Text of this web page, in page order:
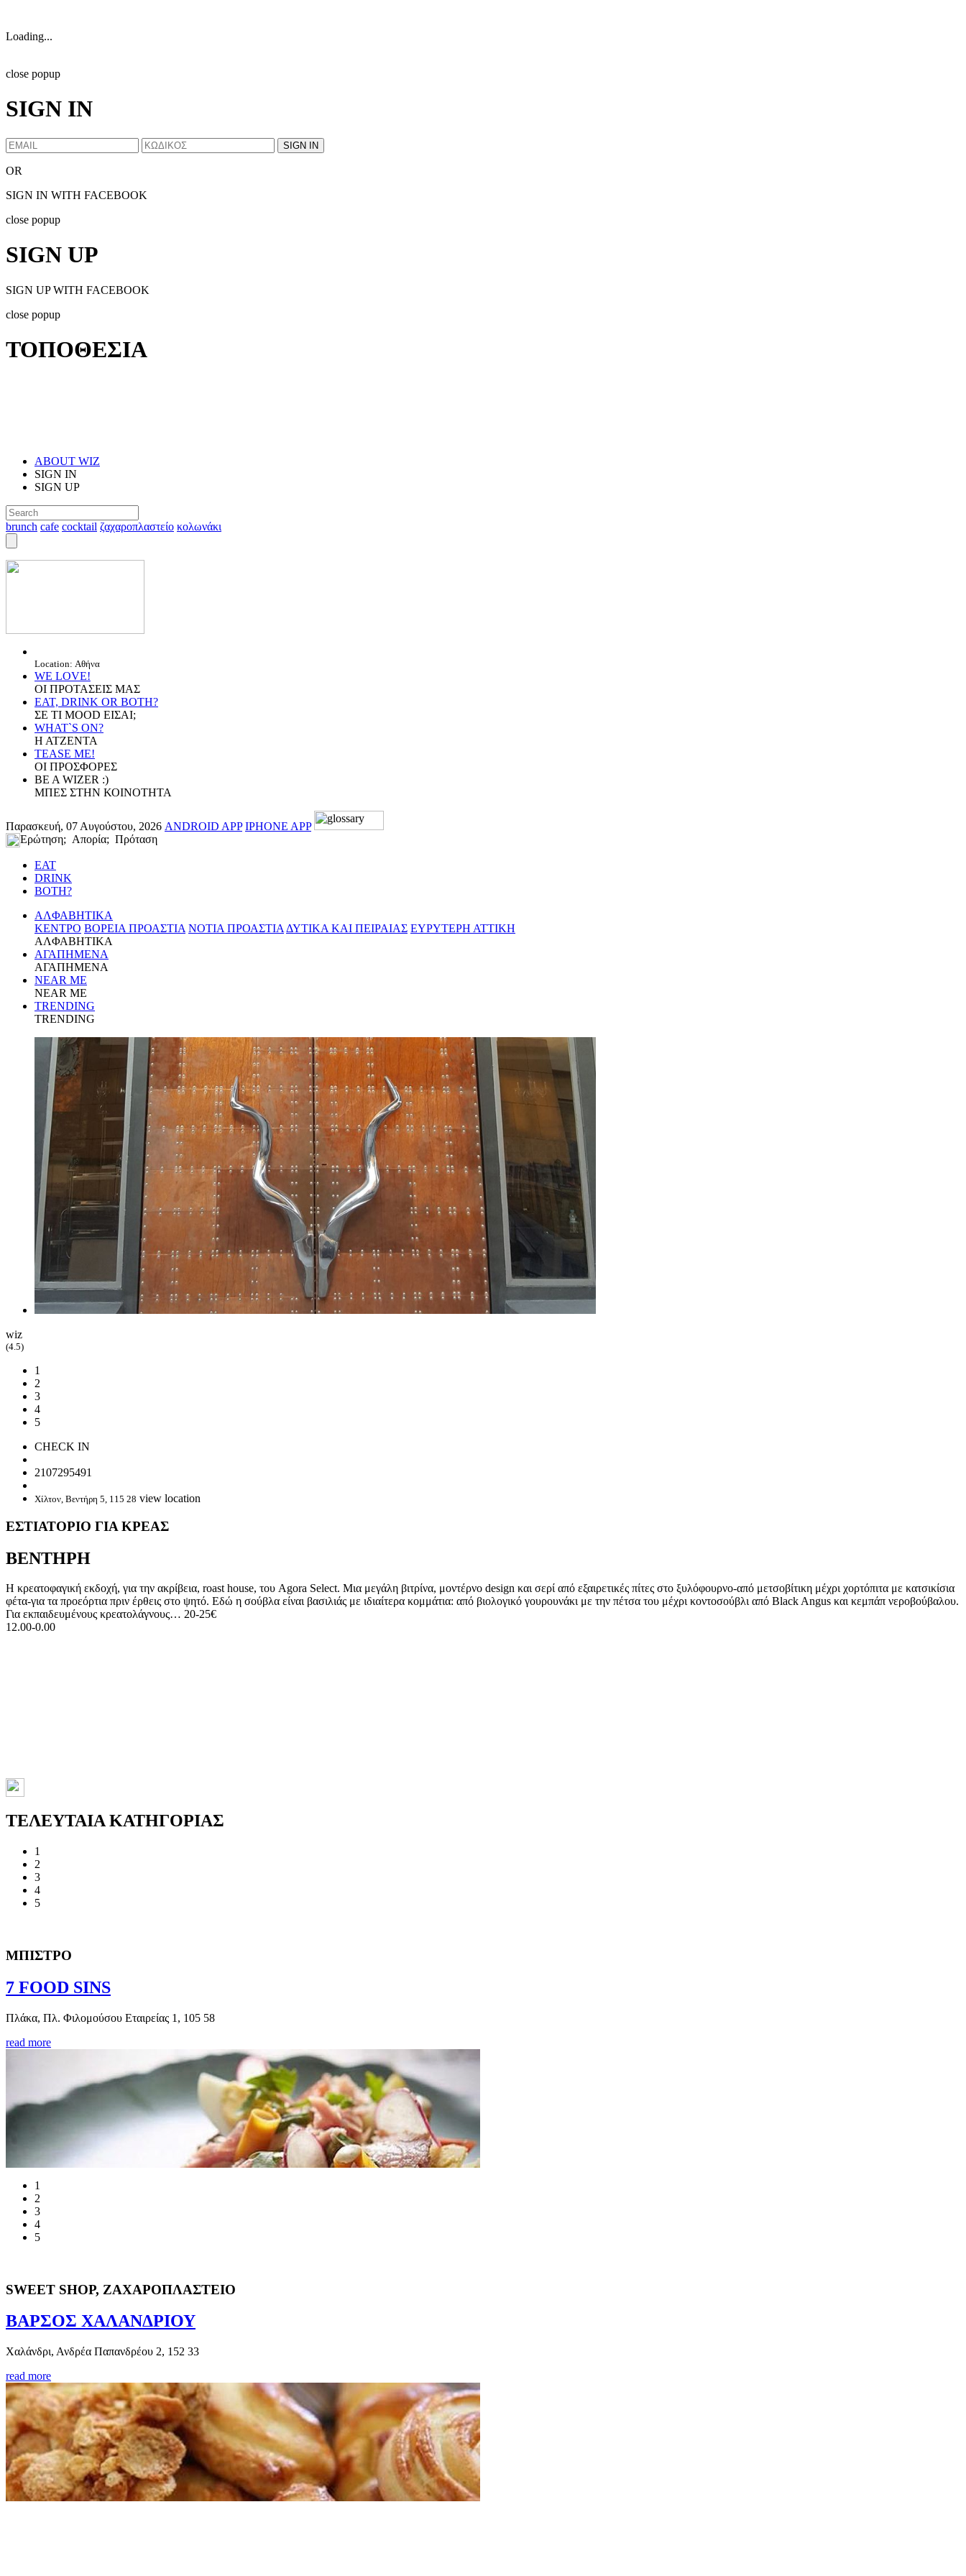
Loading...
close popup
SIGN IN
OR
SIGN IN WITH FACEBOOK
close popup
SIGN UP
SIGN UP WITH FACEBOOK
close popup
ΤΟΠΟΘΕΣΙΑ
ABOUT WIZ
SIGN IN
SIGN UP
brunch cafe cocktail ζαχαροπλαστείο κολωνάκι
Location: Αθήνα
WE LOVE!
ΟΙ ΠΡΟΤΑΣΕΙΣ ΜΑΣ
EAT, DRINK OR BOTH?
ΣΕ ΤΙ MOOD ΕΙΣΑΙ;
WHAT`S ON?
Η ΑΤΖΕΝΤΑ
TEASE ME!
ΟΙ ΠΡΟΣΦΟΡΕΣ
BE A WIZER :)
ΜΠΕΣ ΣΤΗΝ ΚΟΙΝΟΤΗΤΑ
Παρασκευή, 07 Αυγούστου, 2026 ANDROID APP IPHONE APP
Ερώτηση; Απορία; Πρόταση
EAT
DRINK
BOTH?
ΑΛΦΑΒΗΤΙΚΑ
ΚΕΝΤΡΟ ΒΟΡΕΙΑ ΠΡΟΑΣΤΙΑ ΝΟΤΙΑ ΠΡΟΑΣΤΙΑ ΔΥΤΙΚΑ ΚΑΙ ΠΕΙΡΑΙΑΣ ΕΥΡΥΤΕΡΗ ΑΤΤΙΚΗ
ΑΛΦΑΒΗΤΙΚΑ
ΑΓΑΠΗΜΕΝΑ
ΑΓΑΠΗΜΕΝΑ
NEAR ME
NEAR ME
TRENDING
TRENDING
wiz
(4.5)
1
2
3
4
5
CHECK IN
2107295491
Χίλτον, Βεντήρη 5, 115 28 view location
EΣΤΙΑΤΟΡΙΟ ΓΙΑ ΚΡΕΑΣ
ΒΕΝΤΗΡΗ
Η κρεατοφαγική εκδοχή, για την ακρίβεια, roast house, του Agora Select. Μια μεγάλη βιτρίνα, μοντέρνο design και σερί από εξαιρετικές πίτες στο ξυλόφουρνο-από μετσοβίτικη μέχρι χορτόπιτα με κατσικίσια
φέτα-για τα προεόρτια πριν έρθεις στο ψητό. Εδώ η σούβλα είναι βασιλιάς με ιδιαίτερα κομμάτια: από βιολογικό γουρουνάκι με την πέτσα του μέχρι κοντοσούβλι από Black Angus και κεμπάπ νεροβούβαλου.
Για εκπαιδευμένους κρεατολάγνους… 20-25€
12.00-0.00
ΤΕΛΕΥΤΑΙΑ ΚΑΤΗΓΟΡΙΑΣ
1
2
3
4
5
ΜΠΙΣΤΡΟ
7 FOOD SINS
Πλάκα, Πλ. Φιλομούσου Εταιρείας 1, 105 58
read more
1
2
3
4
5
SWEET SHOP, ΖΑΧΑΡΟΠΛΑΣΤΕΙΟ
ΒΑΡΣΟΣ ΧΑΛΑΝΔΡΙΟΥ
Χαλάνδρι, Ανδρέα Παπανδρέου 2, 152 33
read more